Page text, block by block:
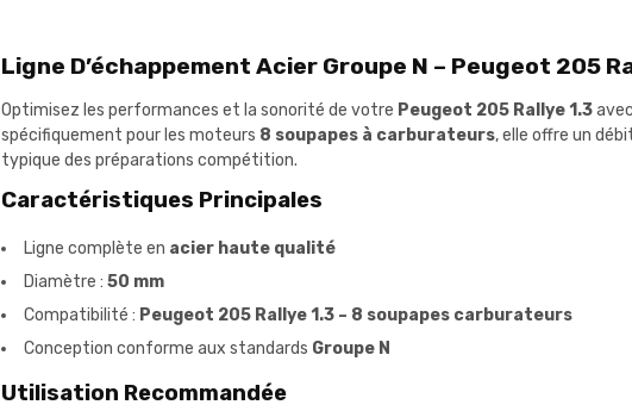
Ligne D’échappement Acier Groupe N – Peugeot 205
Optimisez les performances et la sonorité de votre Peugeot 205 Rallye 1.3
spécifiquement pour les moteurs 8 soupapes à carburateurs, elle offre un
typique des préparations compétition.
Caractéristiques Principales
Ligne complète en acier haute qualité
Diamètre :50 mm
Compatibilité : Peugeot 205 Rallye 1.3 – 8 soupapes carburateurs
Conception conforme aux standards Groupe N
Utilisation Recommandée